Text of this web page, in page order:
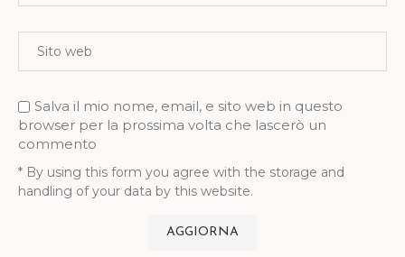
Salva il mio nome, email, e sito web in questo
browser per la prossima volta che lascerò un
commento
* By using this form you agree with the storage and
handling of your data by this website.